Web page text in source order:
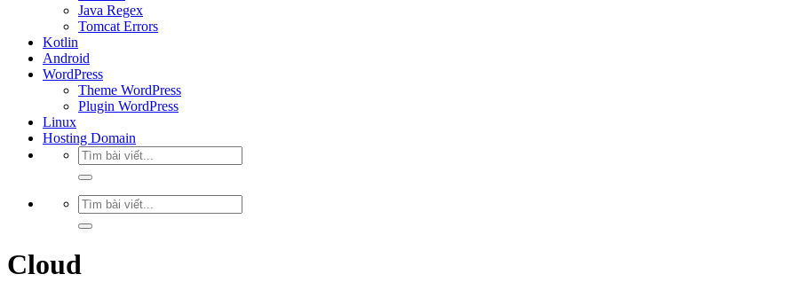
Java Regex
Tomcat Errors
Kotlin
Android
WordPress
Theme WordPress
Plugin WordPress
Linux
Hosting Domain
Cloud